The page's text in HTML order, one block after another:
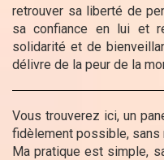
retrouver sa liberté de
sa confiance en lui et
solidarité et de
délivre de la peur de la
Vous trouverez ici, un
fidèlement possible, sans
Ma pratique est simple,